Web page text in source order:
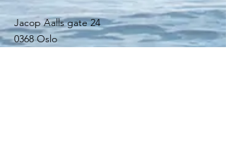
Jacop Aalls gate 24
0368 Oslo